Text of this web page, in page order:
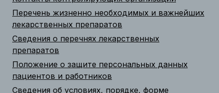
Перечень жизненно необходимых и важнейших
лекарственных препаратов
Сведения о перечнях лекарственных
препаратов
Положение о защите персональных данных
пациентов и работников
Сведения об условиях, порядке, форме